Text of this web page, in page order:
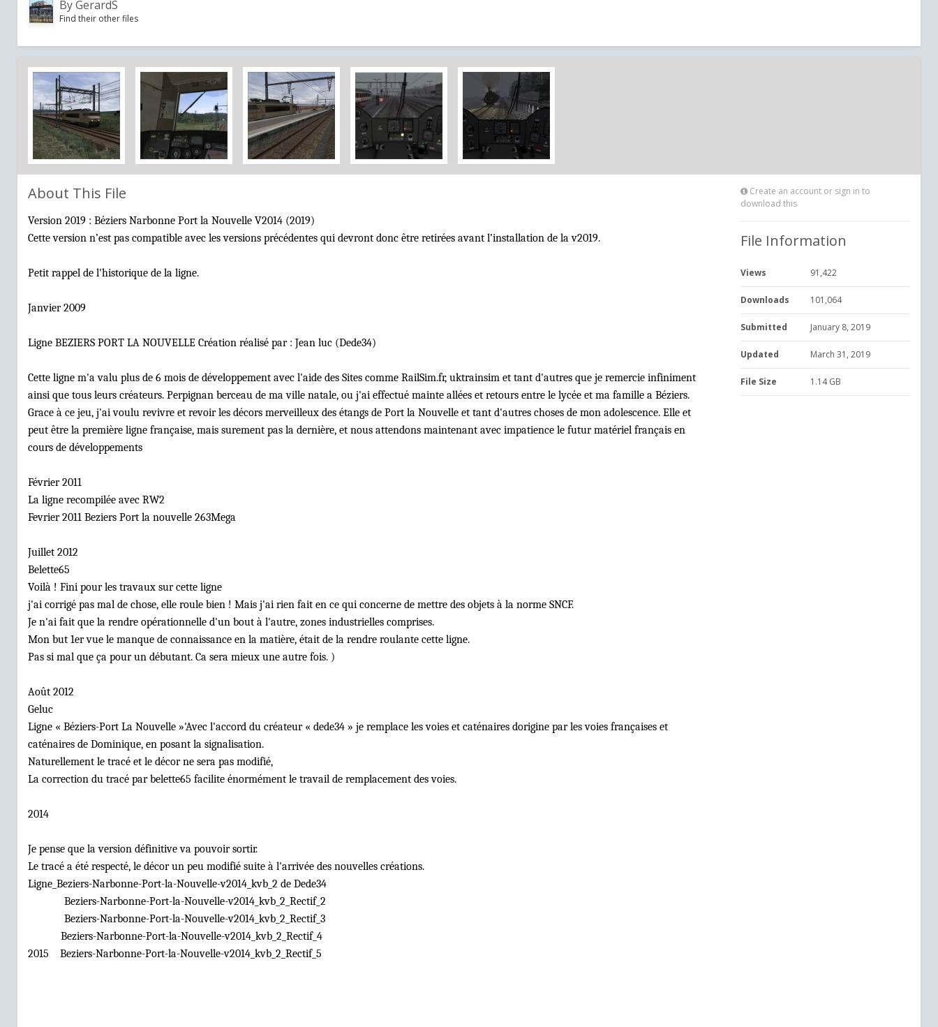
ByGerardS
Find their other files
About This File
Version 2019 : Béziers Narbonne Port la Nouvelle V2014 (2019)
Cette version n’est pas compatible avec les versions précédentes qui devront donc être retirées avant l’installation de la v2019.
Petit rappel de l'historique de la ligne.
Janvier 2009
Ligne BEZIERS PORT LA NOUVELLE Création réalisé par : Jean luc (Dede34)
Cette ligne m'a valu plus de 6 mois de développement avec l'aide des Sites comme RailSim.fr, uktrainsim et tant d'autres que je remercie infiniment
ainsi que tous leurs créateurs. Perpignan berceau de ma ville natale, ou j'ai effectué mainte allées et retours entre le lycée et ma famille a Béziers.
Grace à ce jeu, j'ai voulu revivre et revoir les décors merveilleux des étangs de Port la Nouvelle et tant d'autres choses de mon adolescence. Elle et
peut être la première ligne française, mais surement pas la dernière, et nous attendons maintenant avec impatience le futur matériel français en
cours de développements
Février 2011
La ligne recompilée avec RW2
Fevrier 2011 Beziers Port la nouvelle 263Mega
Juillet 2012
Belette65
Voilà ! Fini pour les travaux sur cette ligne
j'ai corrigé pas mal de chose, elle roule bien ! Mais j'ai rien fait en ce qui concerne de mettre des objets à la norme SNCF.
Je n'ai fait que la rendre opérationnelle d'un bout à l'autre, zones industrielles comprises.
Mon but 1er vue le manque de connaissance en la matière, était de la rendre roulante cette ligne.
Pas si mal que ça pour un débutant. Ca sera mieux une autre fois. )
Août 2012
Geluc
Ligne « Béziers-Port La Nouvelle »'Avec l'accord du créateur « dede34 » je remplace les voies et caténaires dorigine par les voies françaises et
caténaires de Dominique, en posant la signalisation.
Naturellement le tracé et le décor ne sera pas modifié,
La correction du tracé par belette65 facilite énormément le travail de remplacement des voies.
2014
Je pense que la version définitive va pouvoir sortir.
Le tracé a été respecté, le décor un peu modifié suite à l'arrivée des nouvelles créations.
Ligne_Beziers-Narbonne-Port-la-Nouvelle-v2014_kvb_2 de Dede34
Beziers-Narbonne-Port-la-Nouvelle-v2014_kvb_2_Rectif_2
Beziers-Narbonne-Port-la-Nouvelle-v2014_kvb_2_Rectif_3
Beziers-Narbonne-Port-la-Nouvelle-v2014_kvb_2_Rectif_4
2015
Beziers-Narbonne-Port-la-Nouvelle-v2014_kvb_2_Rectif_5
Create an account or sign in to
download this
File Information
Views 91,422
Downloads 101,064
Submitted January 8, 2019
Updated March 31, 2019
File Size 1.14 GB